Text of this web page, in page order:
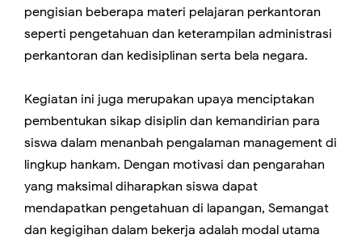
pengisian beberapa materi pelajaran perkantoran
seperti pengetahuan dan keterampilan administrasi
perkantoran dan kedisiplinan serta bela negara.
Kegiatan ini juga merupakan upaya menciptakan
pembentukan sikap disiplin dan kemandirian para
siswa dalam menanbah pengalaman management di
lingkup hankam. Dengan motivasi dan pengarahan
yang maksimal diharapkan siswa dapat
mendapatkan pengetahuan di lapangan, Semangat
dan kegigihan dalam bekerja adalah modal utama